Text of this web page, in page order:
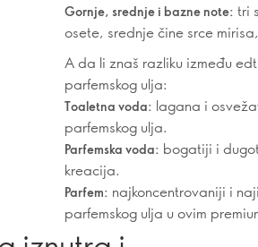
Gornje, srednje i bazne note: tri
osete, srednje čine srce
A da li znaš razliku između
parfemskog ulja:
Toaletna voda: lagana i
parfemskog ulja.
Parfemska voda: bogatiji i
kreacija.
Parfem: najkoncentrovaniji i
parfemskog ulja u ovim